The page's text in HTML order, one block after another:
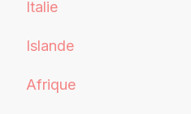
Italie
Islande
Afrique